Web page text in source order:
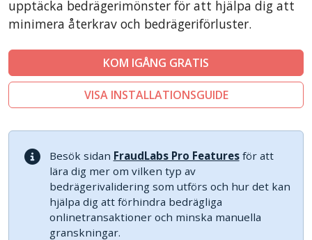
Easy Digital Downloads
Ecwid by Lightspeed
WISECP
ThirtyBees
Shopware
Sylius
upptäcka bedrägerimönster för att hjälpa dig att
minimera återkrav och bedrägeriförluster.
KOM IGÅNG GRATIS
VISA INSTALLATIONSGUIDE
Besök sidan FraudLabs Pro Featuresför att
lära dig mer om vilken typ av
bedrägerivalidering som utförs och hur det kan
hjälpa dig att förhindra bedrägliga
onlinetransaktioner och minska manuella
granskningar.